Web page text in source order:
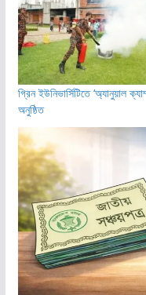
গ্রিন ইউনিভার্সিটিতে ‘অ্যানুয়াল
অনুষ্ঠিত